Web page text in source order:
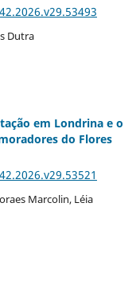
Dutra
em Londrina e o
do Flores
Marcolin, Léia